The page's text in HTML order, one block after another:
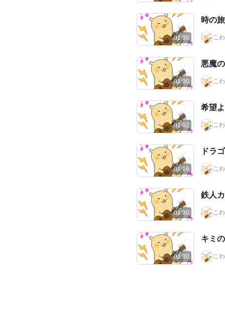
01:30
時の
こ
01:30
悪魔
こ
01:02
希望
こ
01:16
ドラ
こ
01:30
鉄人
こ
01:30
キミ
こ